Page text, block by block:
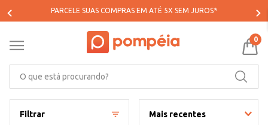
PARCELE SUAS COMPRAS EM ATÉ 5X SEM JUROS*
0
Filtrar Mais recentes